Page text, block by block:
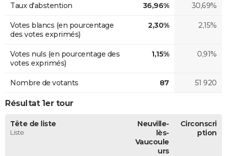
Taux d'abstention 36,96% 30,69%
Votes blancs (en pourcentage
des votes exprimés)
2,30% 2,15%
Votes nuls (en pourcentage des
votes exprimés)
1,15% 0,91%
Nombre de votants 87 51 920
Résultat 1er tour
Tête de liste
Liste
Neuville-
lès-
Vaucoule
urs
Circonscri
ption